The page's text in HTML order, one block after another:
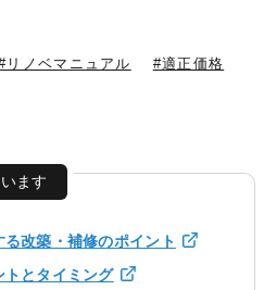
リノベマニュアル
#適正価格
ます
改築・補修のポイント
トとタイミング